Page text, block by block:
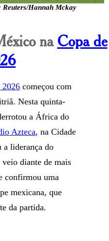
Reuters/Hannah Mckay
na Copa de
2026 começou com
Nesta quinta-
a África do
Azteca, na Cidade
a liderança do
diante de mais
confirmou uma
mexicana, que
da partida.